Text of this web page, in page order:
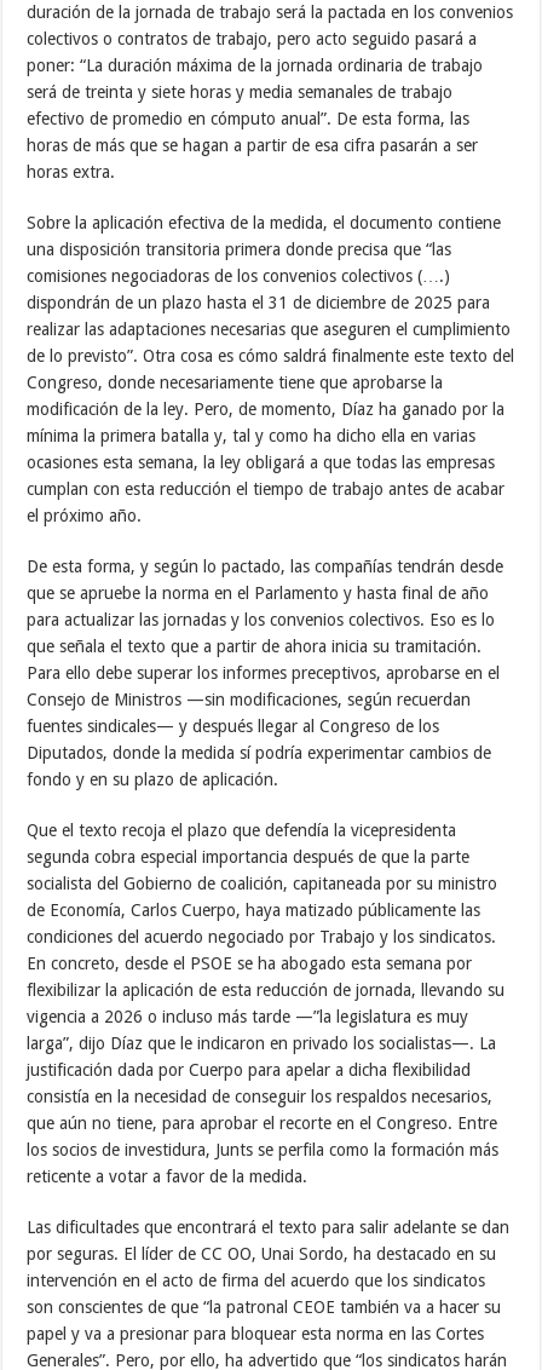
duración de la jornada de trabajo será la pactada en los convenios
colectivos o contratos de trabajo, pero acto seguido pasará a
poner: “La duración máxima de la jornada ordinaria de trabajo
será de treinta y siete horas y media semanales de trabajo
efectivo de promedio en cómputo anual”. De esta forma, las
horas de más que se hagan a partir de esa cifra pasarán a ser
horas extra.
Sobre la aplicación efectiva de la medida, el documento contiene
una disposición transitoria primera donde precisa que “las
comisiones negociadoras de los convenios colectivos (….)
dispondrán de un plazo hasta el 31 de diciembre de 2025 para
realizar las adaptaciones necesarias que aseguren el cumplimiento
de lo previsto”. Otra cosa es cómo saldrá finalmente este texto del
Congreso, donde necesariamente tiene que aprobarse la
modificación de la ley. Pero, de momento, Díaz ha ganado por la
mínima la primera batalla y, tal y como ha dicho ella en varias
ocasiones esta semana, la ley obligará a que todas las empresas
cumplan con esta reducción el tiempo de trabajo antes de acabar
el próximo año.
De esta forma, y según lo pactado, las compañías tendrán desde
que se apruebe la norma en el Parlamento y hasta final de año
para actualizar las jornadas y los convenios colectivos. Eso es lo
que señala el texto que a partir de ahora inicia su tramitación.
Para ello debe superar los informes preceptivos, aprobarse en el
Consejo de Ministros —sin modificaciones, según recuerdan
fuentes sindicales— y después llegar al Congreso de los
Diputados, donde la medida sí podría experimentar cambios de
fondo y en su plazo de aplicación.
Que el texto recoja el plazo que defendía la vicepresidenta
segunda cobra especial importancia después de que la parte
socialista del Gobierno de coalición, capitaneada por su ministro
de Economía, Carlos Cuerpo, haya matizado públicamente las
condiciones del acuerdo negociado por Trabajo y los sindicatos.
En concreto, desde el PSOE se ha abogado esta semana por
flexibilizar la aplicación de esta reducción de jornada, llevando su
vigencia a 2026 o incluso más tarde —”la legislatura es muy
larga”, dijo Díaz que le indicaron en privado los socialistas—. La
justificación dada por Cuerpo para apelar a dicha flexibilidad
consistía en la necesidad de conseguir los respaldos necesarios,
que aún no tiene, para aprobar el recorte en el Congreso. Entre
los socios de investidura, Junts se perfila como la formación más
reticente a votar a favor de la medida.
Las dificultades que encontrará el texto para salir adelante se dan
por seguras. El líder de CC OO, Unai Sordo, ha destacado en su
intervención en el acto de firma del acuerdo que los sindicatos
son conscientes de que “la patronal CEOE también va a hacer su
papel y va a presionar para bloquear esta norma en las Cortes
Generales”. Pero, por ello, ha advertido que “los sindicatos harán